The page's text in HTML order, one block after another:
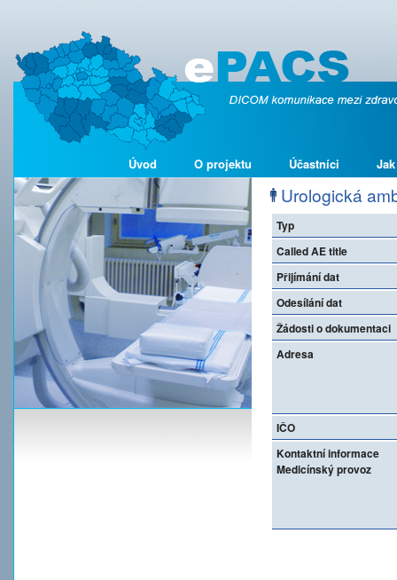
Úvod O projektu Účastníci
Urologická
Typ
Called AE title
Přijímání dat
Odesílání dat
Žádosti o dokumentaci
Adresa
IČO
Kontaktní informace
Medicínský provoz